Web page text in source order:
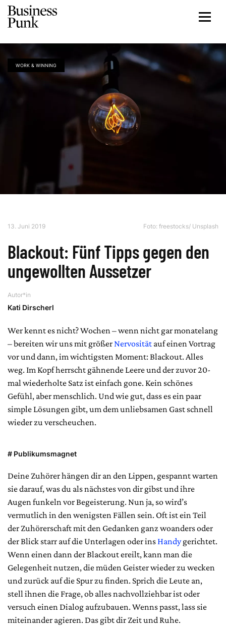
WORK & WINNING
13. Juni 2019 Foto: freestocks/ Unsplash
Blackout: Fünf Tipps gegen den
ungewollten Aussetzer
Autor*in
Kati Dirscherl
Wer kennt es nicht? Wochen – wenn nicht gar monatelang
– bereiten wir uns mit größer Nervosität auf einen Vortrag
vor und dann, im wichtigsten Moment: Blackout. Alles
weg. Im Kopf herrscht gähnende Leere und der zuvor 20-
mal wiederholte Satz ist einfach gone. Kein schönes
Gefühl, aber menschlich. Und wie gut, dass es ein paar
simple Lösungen gibt, um dem unliebsamen Gast schnell
wieder zu verscheuchen.
# Publikumsmagnet
Deine Zuhörer hängen dir an den Lippen, gespannt warten
sie darauf, was du als nächstes von dir gibst und ihre
Augen funkeln vor Begeisterung. Nun ja, so wird’s
vermutlich in den wenigsten Fällen sein. Oft ist ein Teil
der Zuhörerschaft mit den Gedanken ganz woanders oder
der Blick starr auf die Unterlagen oder ins Handygerichtet.
Wenn einen dann der Blackout ereilt, kann man die
Gelegenheit nutzen, die müden Geister wieder zu wecken
und zurück auf die Spur zu finden. Sprich die Leute an,
stell ihnen die Frage, ob alles nachvollziehbar ist oder
versuch einen Dialog aufzubauen. Wenns passt, lass sie
miteinander agieren. Das gibt dir Zeit und Ruhe.